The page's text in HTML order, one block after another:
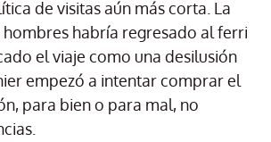
de visitas aún más corta. La
habría regresado al ferri
el viaje como una desilusión
empezó a intentar comprar el
para bien o para mal, no